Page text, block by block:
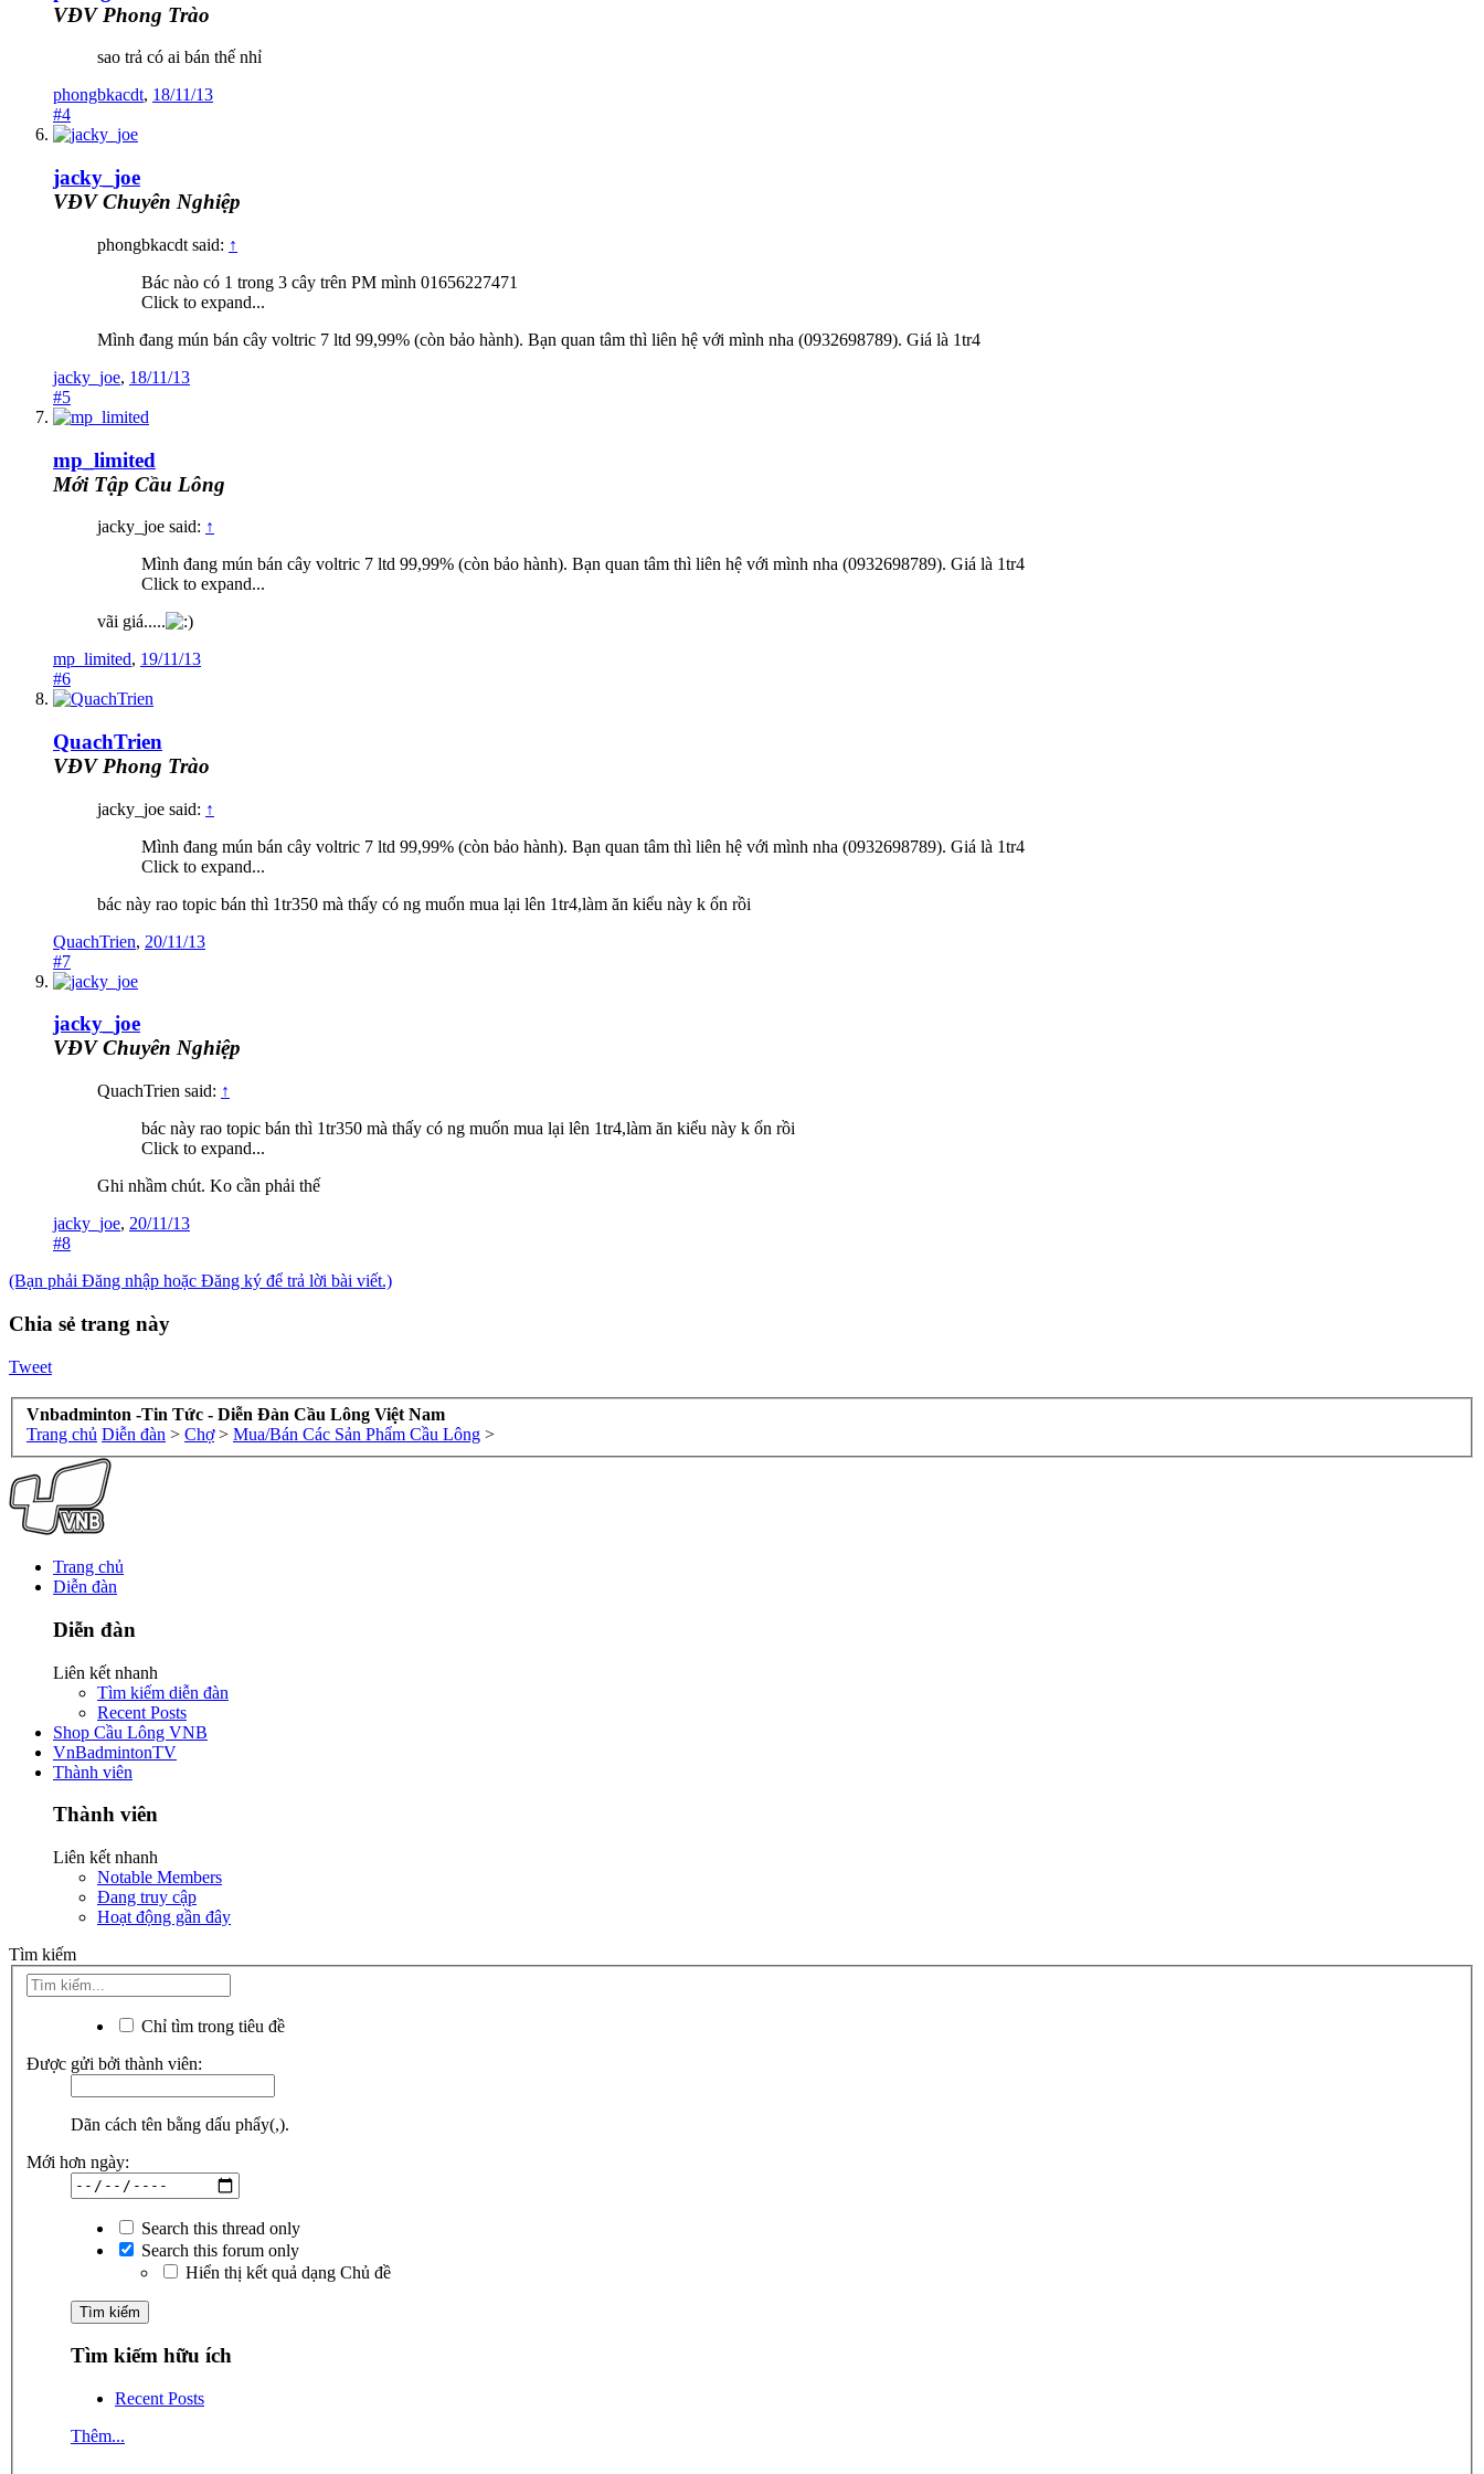
VĐV Phong Trào
sao trả có ai bán thế nhỉ
phongbkacdt, 18/11/13
#4
jacky_joe
VĐV Chuyên Nghiệp
phongbkacdt said: ↑
Bác nào có 1 trong 3 cây trên PM mình 01656227471
Click to expand...
Mình đang mún bán cây voltric 7 ltd 99,99% (còn bảo hành). Bạn quan tâm thì liên hệ với mình nha (0932698789). Giá là 1tr4
jacky_joe, 18/11/13
#5
mp_limited
Mới Tập Cầu Lông
jacky_joe said: ↑
Mình đang mún bán cây voltric 7 ltd 99,99% (còn bảo hành). Bạn quan tâm thì liên hệ với mình nha (0932698789). Giá là 1tr4
Click to expand...
vãi giá.....
mp_limited, 19/11/13
#6
QuachTrien
VĐV Phong Trào
jacky_joe said: ↑
Mình đang mún bán cây voltric 7 ltd 99,99% (còn bảo hành). Bạn quan tâm thì liên hệ với mình nha (0932698789). Giá là 1tr4
Click to expand...
bác này rao topic bán thì 1tr350 mà thấy có ng muốn mua lại lên 1tr4,làm ăn kiểu này k ổn rồi
QuachTrien, 20/11/13
#7
jacky_joe
VĐV Chuyên Nghiệp
QuachTrien said: ↑
bác này rao topic bán thì 1tr350 mà thấy có ng muốn mua lại lên 1tr4,làm ăn kiểu này k ổn rồi
Click to expand...
Ghi nhầm chút. Ko cần phải thế
jacky_joe, 20/11/13
#8
(Bạn phải Đăng nhập hoặc Đăng ký để trả lời bài viết.)
Chia sẻ trang này
Tweet
Vnbadminton -Tin Tức - Diễn Đàn Cầu Lông Việt Nam
Trang chủ Diễn đàn > Chợ > Mua/Bán Các Sản Phẩm Cầu Lông >
Trang chủ
Diễn đàn
Diễn đàn
Liên kết nhanh
Tìm kiếm diễn đàn
Recent Posts
Shop Cầu Lông VNB
VnBadmintonTV
Thành viên
Thành viên
Liên kết nhanh
Notable Members
Đang truy cập
Hoạt động gần đây
Tìm kiếm
Chỉ tìm trong tiêu đề
Được gửi bởi thành viên:
Dãn cách tên bằng dấu phẩy(,).
Mới hơn ngày:
Search this thread only
Search this forum only
Hiển thị kết quả dạng Chủ đề
Tìm kiếm hữu ích
Recent Posts
Thêm...